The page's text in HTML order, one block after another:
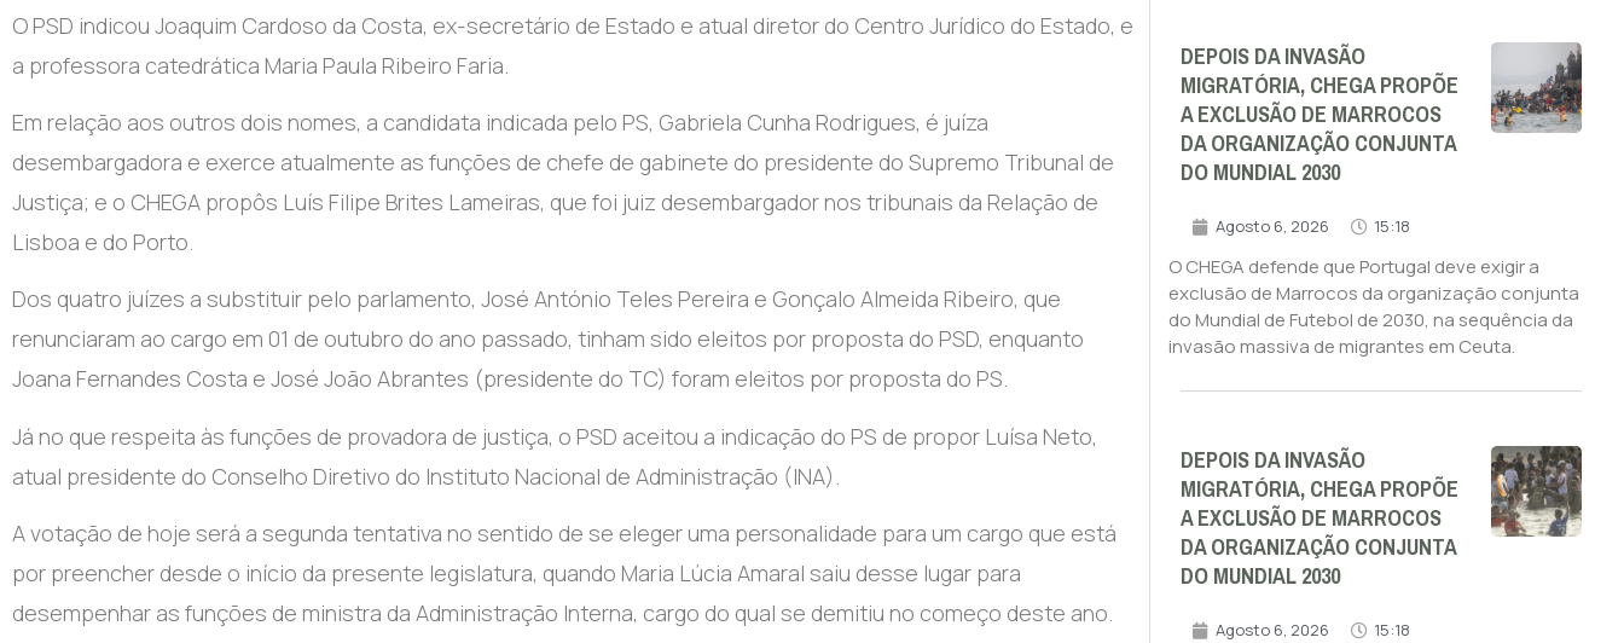
O PSD indicou Joaquim Cardoso da Costa, ex-secretário de Estado e atual diretor do Centro Jurídico do Estado, e
a professora catedrática Maria Paula Ribeiro Faria.
Em relação aos outros dois nomes, a candidata indicada pelo PS, Gabriela Cunha Rodrigues, é juíza
desembargadora e exerce atualmente as funções de chefe de gabinete do presidente do Supremo Tribunal de
Justiça; e o CHEGA propôs Luís Filipe Brites Lameiras, que foi juiz desembargador nos tribunais da Relação de
Lisboa e do Porto.
Dos quatro juízes a substituir pelo parlamento, José António Teles Pereira e Gonçalo Almeida Ribeiro, que
renunciaram ao cargo em 01 de outubro do ano passado, tinham sido eleitos por proposta do PSD, enquanto
Joana Fernandes Costa e José João Abrantes (presidente do TC) foram eleitos por proposta do PS.
Já no que respeita às funções de provadora de justiça, o PSD aceitou a indicação do PS de propor Luísa Neto,
atual presidente do Conselho Diretivo do Instituto Nacional de Administração (INA).
A votação de hoje será a segunda tentativa no sentido de se eleger uma personalidade para um cargo que está
por preencher desde o início da presente legislatura, quando Maria Lúcia Amaral saiu desse lugar para
desempenhar as funções de ministra da Administração Interna, cargo do qual se demitiu no começo deste ano.
DEPOIS DA INVASÃO
MIGRATÓRIA, CHEGA PROPÕE
A EXCLUSÃO DE MARROCOS
DA ORGANIZAÇÃO CONJUNTA
DO MUNDIAL 2030
Agosto 6, 2026 15:18
O CHEGA defende que Portugal deve exigir a
exclusão de Marrocos da organização conjunta
do Mundial de Futebol de 2030, na sequência da
invasão massiva de migrantes em Ceuta.
DEPOIS DA INVASÃO
MIGRATÓRIA, CHEGA PROPÕE
A EXCLUSÃO DE MARROCOS
DA ORGANIZAÇÃO CONJUNTA
DO MUNDIAL 2030
Agosto 6, 2026 15:18